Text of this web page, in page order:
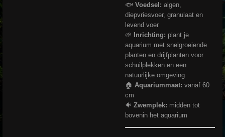
🐟 Voedsel: algen,
diepvriesvoer, granulaat en
levend voer
🌱
Inrichting: plant je
aquarium met snelgroeiende
planten en drijfplanten voor
schuilplekken en een
natuurlijke omgeving
🏠 Aquariummaat: vanaf 60
cm
🐠 Zwemplek: midden tot
bovenin het aquarium